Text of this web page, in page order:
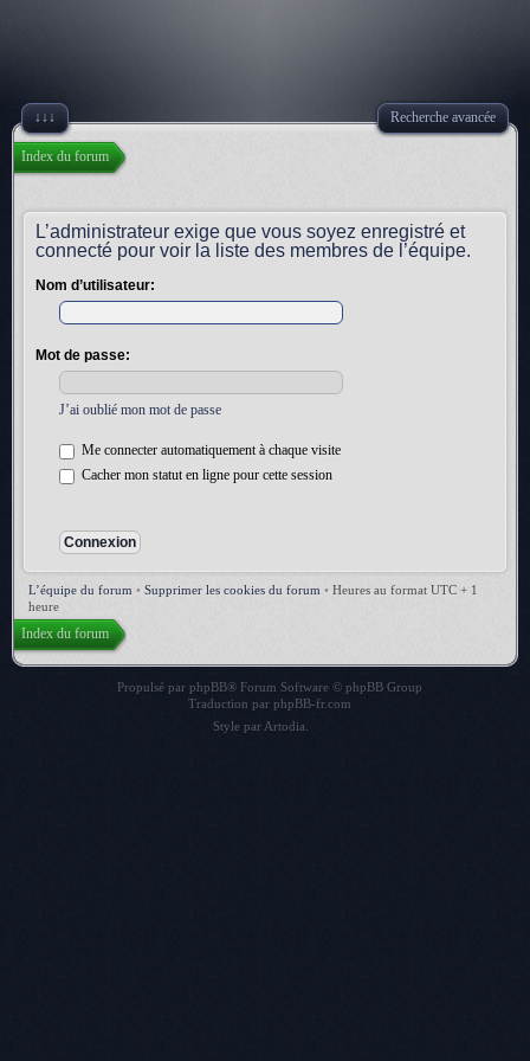
↓↓↓ Recherche avancée
Index du forum
L’administrateur exige que vous soyez enregistré et
connecté pour voir la liste des membres de l’équipe.
Nom d’utilisateur:
Mot de passe:
J’ai oublié mon mot de passe
Me connecter automatiquement à chaque visite
Cacher mon statut en ligne pour cette session
L’équipe du forum • Supprimer les cookies du forum • Heures au format UTC + 1
heure
Index du forum
Propulsé par phpBB® Forum Software © phpBB Group
Traduction par phpBB-fr.com
Style par Artodia